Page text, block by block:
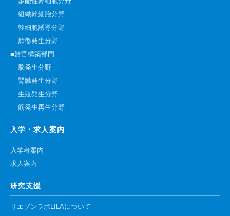
組織幹細胞分野
幹細胞誘導分野
胎盤発生分野
■器官構築部門
脳発生分野
腎臓発生分野
生殖発生分野
筋発生再生分野
入学・求人案内
入学者案内
求人案内
研究支援
リエゾンラボLILAについて